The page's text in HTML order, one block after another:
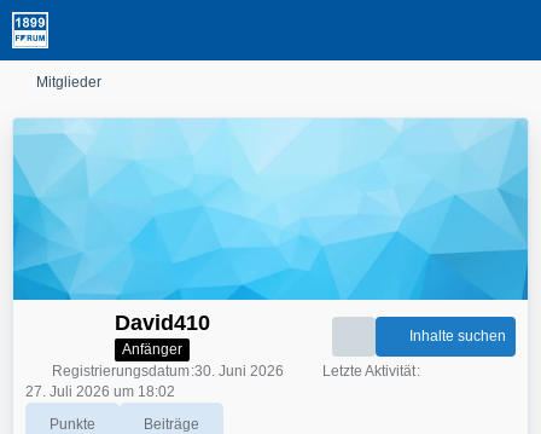
Mitglieder
David410
Anfänger
Punkte
Beiträge
Inhalte suchen
Registrierungsdatum 30. Juni 2026
Letzte Aktivität
27. Juli 2026 um 18:02